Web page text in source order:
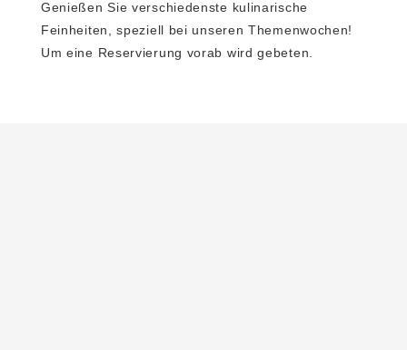
Genießen Sie verschiedenste kulinarische
Feinheiten, speziell bei unseren Themenwochen!
Um eine Reservierung vorab wird gebeten.